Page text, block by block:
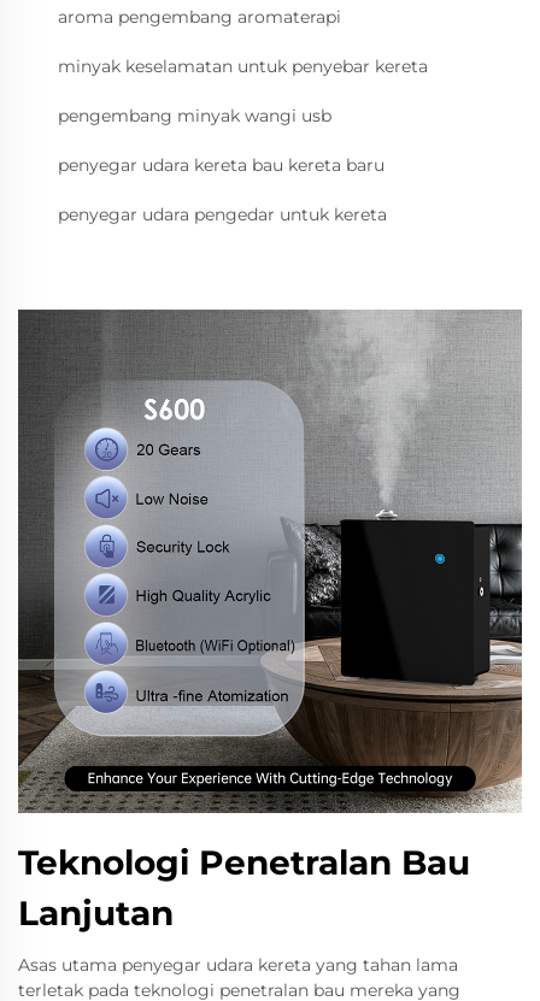
aroma pengembang aromaterapi
minyak keselamatan untuk penyebar kereta
pengembang minyak wangi usb
penyegar udara kereta bau kereta baru
penyegar udara pengedar untuk kereta
Teknologi Penetralan Bau
Lanjutan
Asas utama penyegar udara kereta yang tahan lama
terletak pada teknologi penetralan bau mereka yang